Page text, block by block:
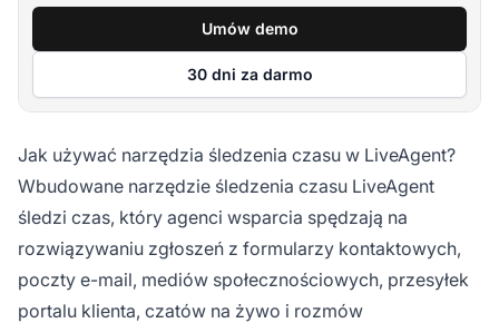
Umów demo
30 dni za darmo
Jak używać narzędzia śledzenia czasu w LiveAgent?
Wbudowane narzędzie śledzenia czasu LiveAgent
śledzi czas, który agenci wsparcia spędzają na
rozwiązywaniu zgłoszeń z formularzy kontaktowych,
poczty e-mail, mediów społecznościowych, przesyłek
portalu klienta, czatów na żywo i rozmów